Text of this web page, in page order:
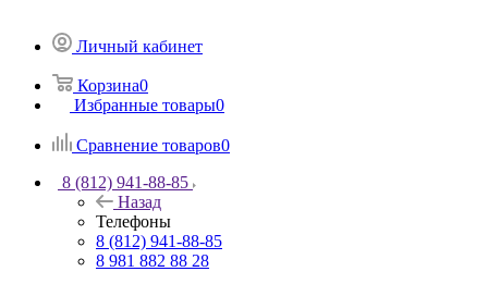
Личный кабинет
Корзина0
Избранные товары0
Сравнение товаров0
8 (812) 941-88-85
Назад
Телефоны
8 (812) 941-88-85
8 981 882 88 28